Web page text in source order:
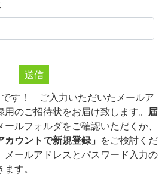
送信
す！ ご入力いただいたメールア
用のご招待状をお届け致します。 届
ールフォルダをご確認いただくか、
カウントで新規登録」 をご検討くだ
メールアドレスとパスワード入力の
す。